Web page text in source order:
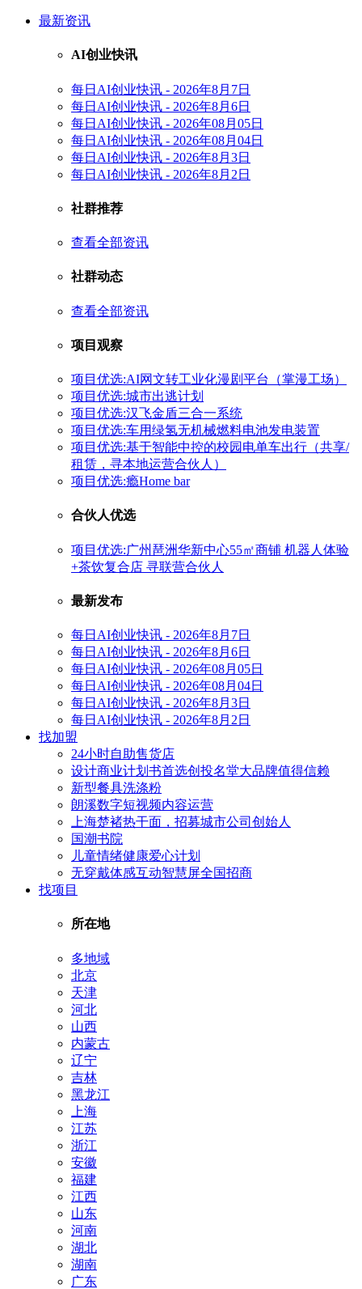
最新资讯
AI创业快讯
每日AI创业快讯 - 2026年8月7日
每日AI创业快讯 - 2026年8月6日
每日AI创业快讯 - 2026年08月05日
每日AI创业快讯 - 2026年08月04日
每日AI创业快讯 - 2026年8月3日
每日AI创业快讯 - 2026年8月2日
社群推荐
查看全部资讯
社群动态
查看全部资讯
项目观察
项目优选:AI网文转工业化漫剧平台（掌漫工场）
项目优选:城市出逃计划
项目优选:汉飞金盾三合一系统
项目优选:车用绿氢无机械燃料电池发电装置
项目优选:基于智能中控的校园电单车出行（共享/
租赁，寻本地运营合伙人）
项目优选:瘾Home bar
合伙人优选
项目优选:广州琶洲华新中心55㎡商铺 机器人体验
+茶饮复合店 寻联营合伙人
最新发布
每日AI创业快讯 - 2026年8月7日
每日AI创业快讯 - 2026年8月6日
每日AI创业快讯 - 2026年08月05日
每日AI创业快讯 - 2026年08月04日
每日AI创业快讯 - 2026年8月3日
每日AI创业快讯 - 2026年8月2日
找加盟
24小时自助售货店
设计商业计划书首选创投名堂大品牌值得信赖
新型餐具洗涤粉
朗溪数字短视频内容运营
上海楚褚热干面，招募城市公司创始人
国潮书院
儿童情绪健康爱心计划
无穿戴体感互动智慧屏全国招商
找项目
所在地
多地域
北京
天津
河北
山西
内蒙古
辽宁
吉林
黑龙江
上海
江苏
浙江
安徽
福建
江西
山东
河南
湖北
湖南
广东